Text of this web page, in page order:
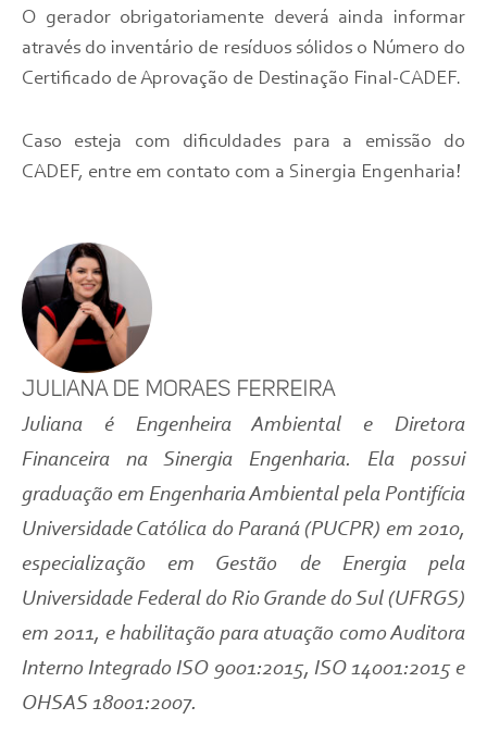
O gerador obrigatoriamente deverá ainda informar
através do inventário de resíduos sólidos o Número do
Certificado de Aprovação de Destinação Final-CADEF.
Caso esteja com dificuldades para a emissão do
CADEF, entre em contato com a Sinergia Engenharia!
Juliana de Moraes Ferreira
Juliana é Engenheira Ambiental e Diretora
Financeira na Sinergia Engenharia. Ela possui
graduação em Engenharia Ambiental pela Pontifícia
Universidade Católica do Paraná (PUCPR) em 2010,
especialização em Gestão de Energia pela
Universidade Federal do Rio Grande do Sul (UFRGS)
em 2011, e habilitação para atuação como Auditora
Interno Integrado ISO 9001:2015, ISO 14001:2015 e
OHSAS 18001:2007.